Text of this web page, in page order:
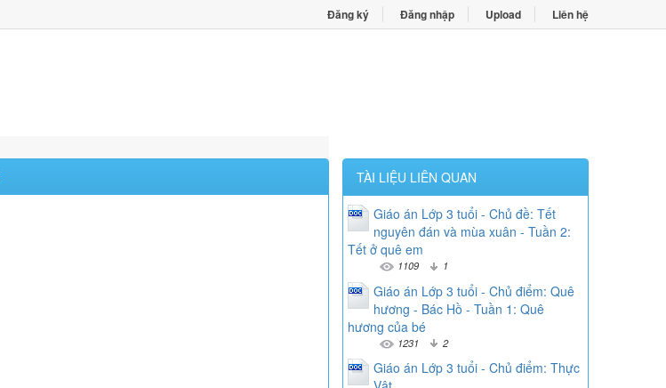
Đăng ký Đăng nhập Upload Liên hệ
TÀI LIỆU LIÊN QUAN
Giáo án Lớp 3 tuổi - Chủ đề: Tết
nguyên đán và mùa xuân - Tuần 2:
Tết ở quê em
1109 1
Giáo án Lớp 3 tuổi - Chủ điểm: Quê
hương - Bác Hồ - Tuần 1: Quê
hương của bé
1231 2
Giáo án Lớp 3 tuổi - Chủ điểm: Thực